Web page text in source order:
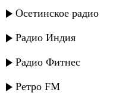
Осетинское радио
Радио Индия
Радио Фитнес
Ретро FM
Дагмара и Мадани